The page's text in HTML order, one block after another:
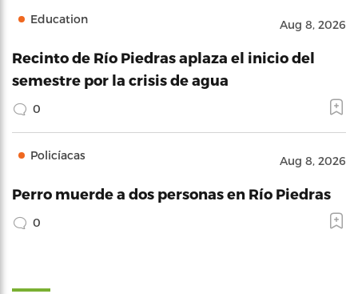
Education Aug 8, 2026
Recinto de Río Piedras aplaza el inicio del
semestre por la crisis de agua
0
Policíacas Aug 8, 2026
Perro muerde a dos personas en Río Piedras
0